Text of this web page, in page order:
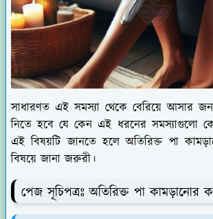
সাধারণত এই সমস্যা থেকে বেরিয়ে আসার
নিতে হবে যে কেন এই ধরনের সমস্যাগুলো
এই বিষয়টি জানতে হলে অতিরিক্ত পা
বিষয়ে জানা জরুরী।
পেজ সূচিপত্রঃ অতিরিক্ত পা কামড়ানোর